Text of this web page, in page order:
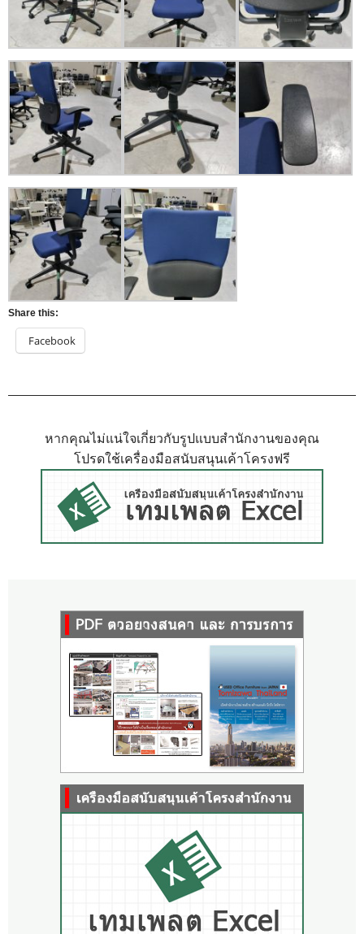
Share this:
Facebook
หากคุณไม่แน่ใจเกี่ยวกับรูปแบบสำนักงานของคุณ
โปรดใช้เครื่องมือสนับสนุนเค้าโครงฟรี